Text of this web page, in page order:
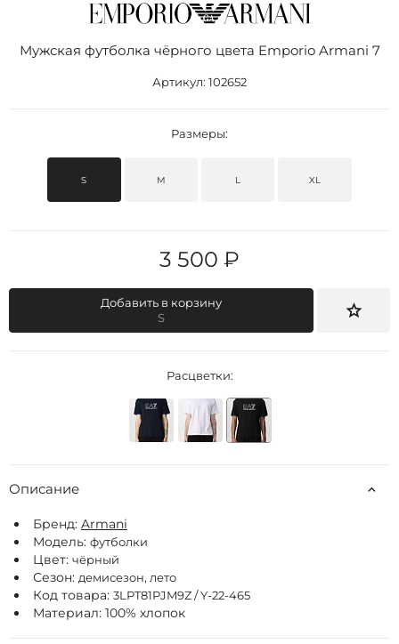
Мужская футболка чёрного цвета Emporio Armani 7
Артикул: 102652
Размеры:
S M L XL
3 500 ₽
Добавить в корзину
S
Расцветки:
Описание
Бренд: Armani
Модель: футболки
Цвет: чёрный
Сезон: демисезон, лето
Код товара: 3LPT81PJM9Z / Y-22-465
Материал: 100% хлопок